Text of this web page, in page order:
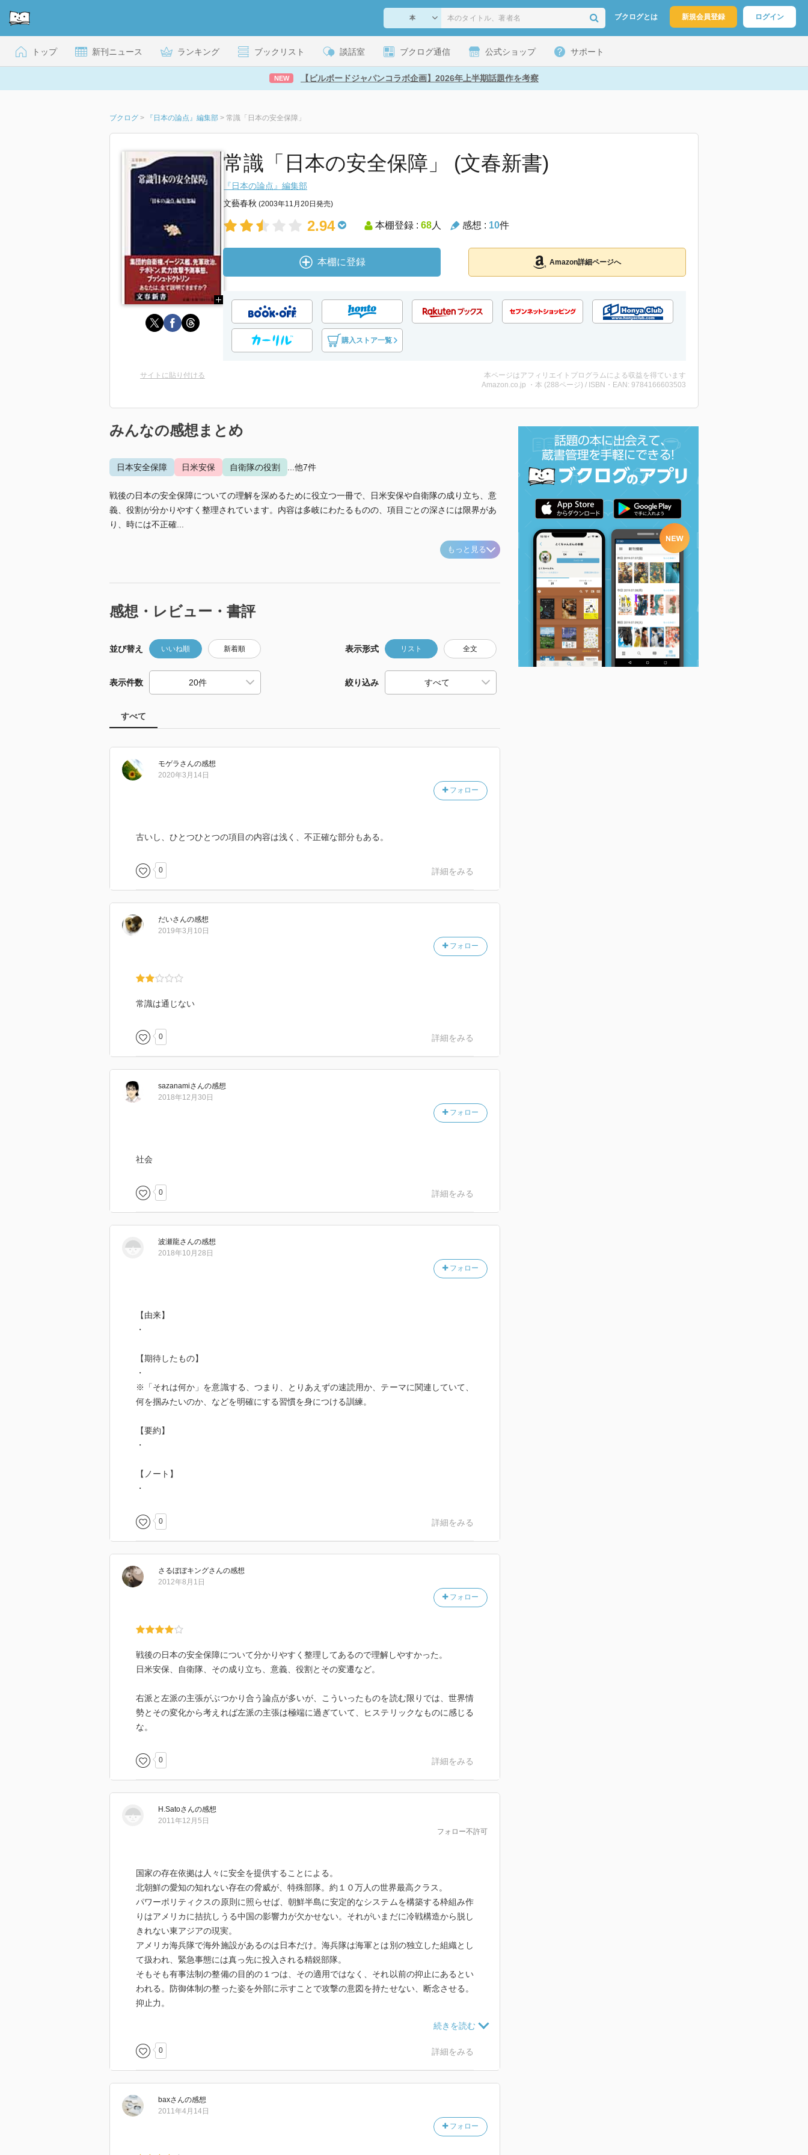
ブクログとは 新規会員登録 ログイン
トップ 新刊ニュース ランキング ブックリスト 談話室 ブクログ通信 公式ショップ サポート
NEW 【ビルボードジャパンコラボ企画】2026年上半期話題作を考察
ブクログ > 『日本の論点』編集部 > 常識「日本の安全保障」
常識「日本の安全保障」 (文春新書)
『日本の論点』編集部
文藝春秋 (2003年11月20日発売)
2.94 本棚登録 : 68人 感想 : 10件
本棚に登録 Amazon詳細ページへ
購入ストア一覧
サイトに貼り付ける
本ページはアフィリエイトプログラムによる収益を得ています
Amazon.co.jp ・本 (288ページ) / ISBN・EAN: 9784166603503
みんなの感想まとめ
日本安全保障 日米安保 自衛隊の役割 ...他7件
戦後の日本の安全保障についての理解を深めるために役立つ一冊で、日米安保や自衛隊の成り立ち、意
義、役割が分かりやすく整理されています。内容は多岐にわたるものの、項目ごとの深さには限界があ
り、時には不正確...
もっと見る
感想・レビュー・書評
並び替え いいね順 新着順 表示形式 リスト 全文
表示件数 絞り込み
すべて
モゲラ さんの感想
フォロー
2020年3月14日
古いし、ひとつひとつの項目の内容は浅く、不正確な部分もある。
0 詳細をみる
だいさんの感想
フォロー
2019年3月10日
常識は通じない
0 詳細をみる
sazanamiさんの感想
フォロー
2018年12月30日
社会
0 詳細をみる
波瀬龍さんの感想
フォロー
2018年10月28日
【由来】
・
【期待したもの】
・
※「それは何か」を意識する、つまり、とりあえずの速読用か、テーマに関連していて、
何を掴みたいのか、などを明確にする習慣を身につける訓練。
【要約】
・
【ノート】
・
0 詳細をみる
さるぼぼキングさんの感想
フォロー
2012年8月1日
戦後の日本の安全保障について分かりやすく整理してあるので理解しやすかった。
日米安保、自衛隊、その成り立ち、意義、役割とその変遷など。
右派と左派の主張がぶつかり合う論点が多いが、こういったものを読む限りでは、世界情
勢とその変化から考えれば左派の主張は極端に過ぎていて、ヒステリックなものに感じる
な。
0 詳細をみる
H.Satoさんの感想
フォロー不許可
2011年12月5日
国家の存在依拠は人々に安全を提供することによる。
北朝鮮の愛知の知れない存在の脅威が、特殊部隊。約１０万人の世界最高クラス。
パワーポリティクスの原則に照らせば、朝鮮半島に安定的なシステムを構築する枠組み作
りはアメリカに拮抗しうる中国の影響力が欠かせない。それがいまだに冷戦構造から脱し
きれない東アジアの現実。
アメリカ海兵隊で海外施設があるのは日本だけ。海兵隊は海軍とは別の独立した組織とし
て扱われ、緊急事態には真っ先に投入される精鋭部隊。
そもそも有事法制の整備の目的の１つは、その適用ではなく、それ以前の抑止にあるとい
われる。防御体制の整った姿を外部に示すことで攻撃の意図を持たせない、断念させる。
抑止力。
テロの脅威は２つの側面がある。１つは通常の戦争と違って策謀者が誰か特定できないこ
と。もう１つはあらゆる国際法が無効になること。
サイバーテロは誰でも行うことができる。
0 詳細をみる
baxさんの感想
フォロー
2011年4月14日